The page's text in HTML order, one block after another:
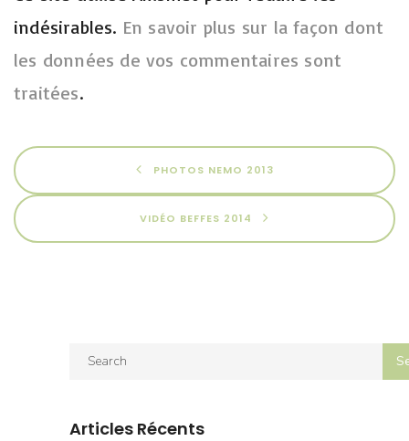
indésirables. En savoir plus sur la façon dont
les données de vos commentaires sont
traitées.
PHOTOS NEMO 2013
VIDÉO BEFFES 2014
Articles Récents